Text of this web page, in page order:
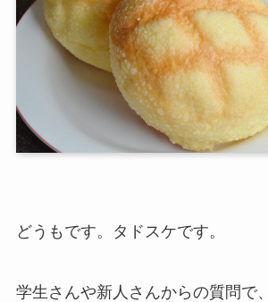
どうもです。タドスケです。
学生さんや新人さんからの質問で、